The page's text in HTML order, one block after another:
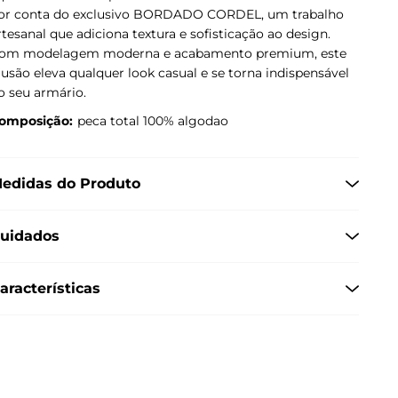
conta do exclusivo BORDADO CORDEL, um trabalho
que adiciona textura e sofisticação ao design.
modelagem moderna e acabamento premium, este
eleva qualquer look casual e se torna indispensável
seu armário.
peca total 100% algodao
do Produto